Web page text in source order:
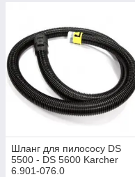
Шланг для пилососу DS
5500 - DS 5600 Karcher
6.901-076.0